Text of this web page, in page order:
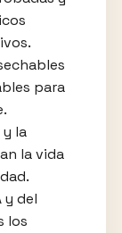
para
la
la vida
y del
los